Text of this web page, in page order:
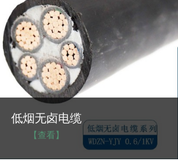
NGA-BTLY防火电缆
【查看】